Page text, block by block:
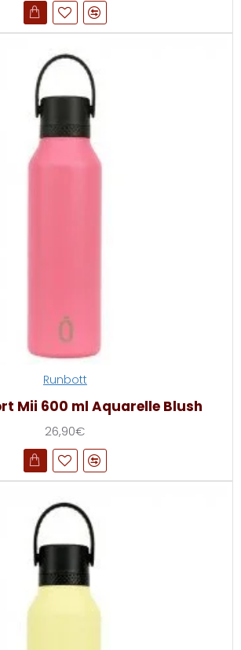
Runbott
Mii 600 ml Aquarelle Blush
26,90€